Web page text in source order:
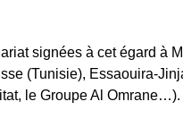
signées à cet égard à
(Tunisie), Essaouira-
le Groupe Al Omrane…).